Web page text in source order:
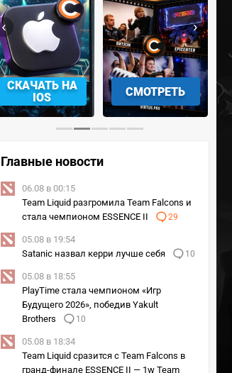
СМОТРЕТЬ УЧАСТВОВАТЬ
‹ ›
Главные новости
06.08 в 00:15
Team Liquid разгромила Team Falcons и
стала чемпионом ESSENCE II
29
05.08 в 19:54
Satanic назвал керри лучше себя
10
05.08 в 18:55
PlayTime стала чемпионом «Игр
Будущего 2026», победив Yakult
Brothers
10
05.08 в 18:34
Team Liquid сразится с Team Falcons в
гранд-финале ESSENCE II — 1w Team